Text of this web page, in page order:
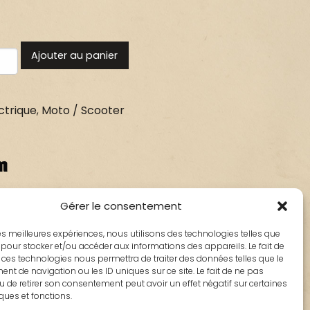
Gérer le consentement
meilleures expériences, nous utilisons des technologies telles que
stocker et/ou accéder aux informations des appareils. Le fait de
technologies nous permettra de traiter des données telles que le
de navigation ou les ID uniques sur ce site. Le fait de ne pas
de retirer son consentement peut avoir un effet négatif sur certaines
et fonctions.
Ajouter au panier
, Moto / Scooter
cc) de 2004 à 2019
ONE(50 cc) de 2013 à 2017
cc) de 2004 à 2018
cc) de 2004 à 2004